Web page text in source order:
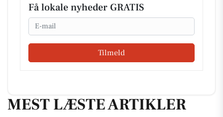
Få lokale nyheder GRATIS
Email
Tilmeld
MEST LÆSTE ARTIKLER